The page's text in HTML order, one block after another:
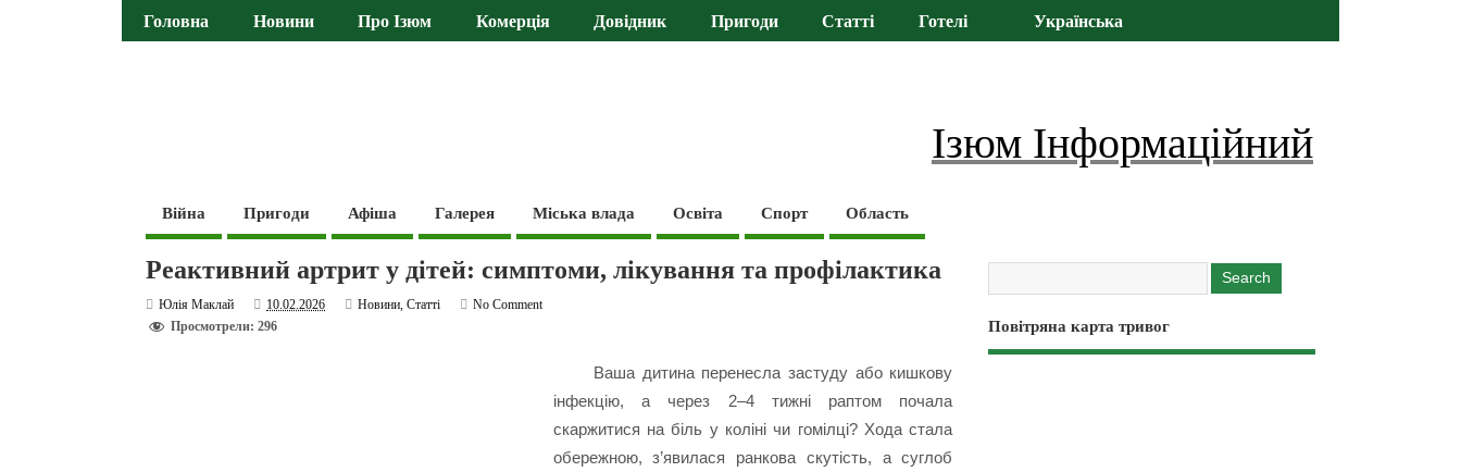
Головна Новини Про Ізюм Комерція Довідник Пригоди Статті Готелі Українська
Ізюм Інформаційний
Війна Пригоди Афіша Галерея Міська влада Освіта Спорт Область
Реактивний артрит у дітей: симптоми, лікування та профілактика
Юлія Маклай 10.02.2026 Новини,Статті
No Comment
Просмотрели: 296
Ваша дитина перенесла застуду або кишкову
інфекцію, а через 2–4 тижні раптом почала
скаржитися на біль у коліні чи гомілці? Хода стала
обережною, з’явилася ранкова скутість, а суглоб
Повітряна карта тривог